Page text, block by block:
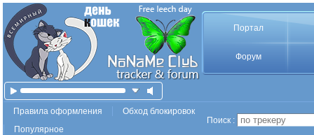
Портал
Форум
Правила оформления
Обход блокировок
Популярное
Поиск :